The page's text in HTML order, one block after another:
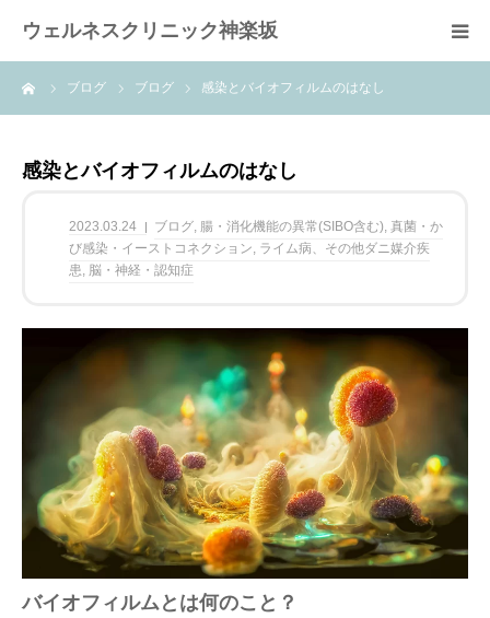
ウェルネスクリニック神楽坂
ブログ ブログ 感染とバイオフィルムのはなし
感染とバイオフィルムのはなし
2023.03.24 ブログ, 腸・消化機能の異常(SIBO含む), 真菌・か
び感染・イーストコネクション, ライム病、その他ダニ媒介疾
患, 脳・神経・認知症
バイオフィルムとは何のこと？
ホーム
疾患
治療内容
よくある質問FAQ
案内
採用